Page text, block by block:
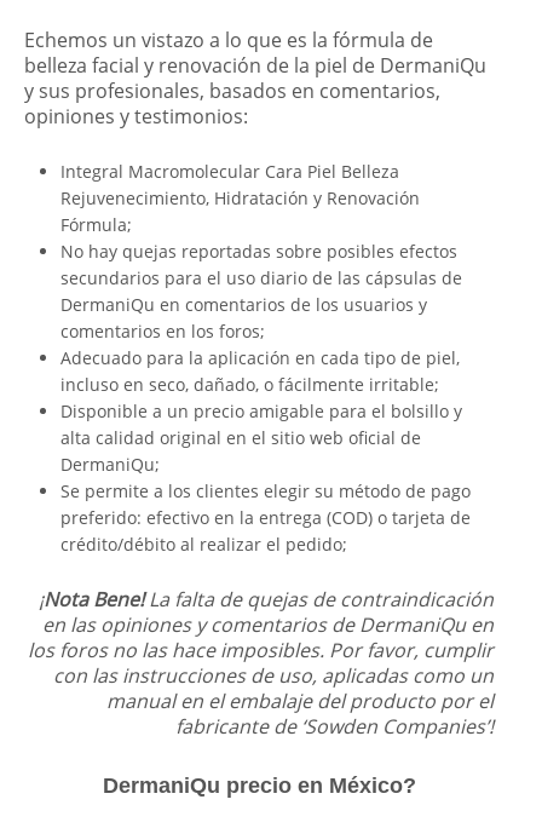
Echemos un vistazo a lo que es la fórmula de
belleza facial y renovación de la piel de DermaniQu
y sus profesionales, basados en comentarios,
opiniones y testimonios:
Integral Macromolecular Cara Piel Belleza
Rejuvenecimiento, Hidratación y Renovación
Fórmula;
No hay quejas reportadas sobre posibles efectos
secundarios para el uso diario de las cápsulas de
DermaniQu en comentarios de los usuarios y
comentarios en los foros;
Adecuado para la aplicación en cada tipo de piel,
incluso en seco, dañado, o fácilmente irritable;
Disponible a un precio amigable para el bolsillo y
alta calidad original en el sitio web oficial de
DermaniQu;
Se permite a los clientes elegir su método de pago
preferido: efectivo en la entrega (COD) o tarjeta de
crédito/débito al realizar el pedido;
¡Nota Bene!La falta de quejas de contraindicación
en las opiniones y comentarios de DermaniQu en
los foros no las hace imposibles. Por favor, cumplir
con las instrucciones de uso, aplicadas como un
manual en el embalaje del producto por el
fabricante de ‘Sowden Companies’!
DermaniQu precio en México?